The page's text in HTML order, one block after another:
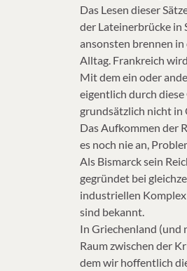
Das Lesen dieser
der Lateinerbrücke in
ansonsten brennen in
Alltag. Frankreich
Mit dem ein oder
eigentlich durch diese
grundsätzlich nicht in
Das Aufkommen der
es noch nie an,
Als Bismarck sein
gegründet bei
industriellen Komplex
sind bekannt.
In Griechenland (und
Raum zwischen der
dem wir hoffentlich